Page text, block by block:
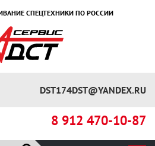
СПЕЦТЕХНИКИ ПО РОССИИ
DST174DST@YANDEX.RU
8 912 470-10-87